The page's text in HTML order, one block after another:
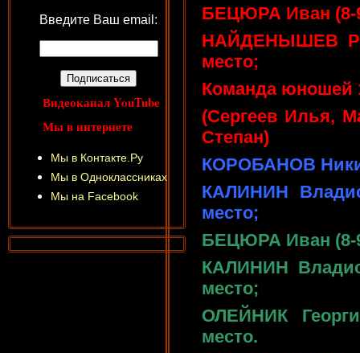
БЕЦЮРА Иван (8-
НАЙДЕНЫШЕВ
место;
Команда юношей
(Сергеев Илья,
Степан)
КОРОБАНОВ
КАЛИНИН
место;
БЕЦЮРА Иван (8-
КАЛИНИН
место;
ОЛЕЙНИК
место.
Введите Ваш email:
Видеоканал YouTube
Мы в интернете
Мы в Контакте.Ру
Мы в Одноклассниках
Мы на Facebook